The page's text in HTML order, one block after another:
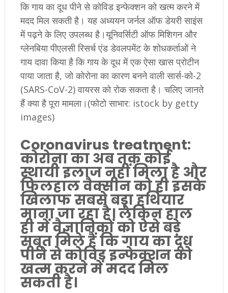
कि गाय का दूध पीने से कोविड इन्फेक्शन को खत्म करने में
मदद मिल सकती है। यह अध्ययन जर्नल ऑफ डेयरी साइंस
में पढ़ने के लिए उपलब्ध है।यूनिवर्सिटी ऑफ मिशिगन और
ग्लेनबिया पीएलसी रिसर्च एंड डेवलपमेंट के शोधकर्ताओं ने
गाय दावा किया है कि गाय के दूध में एक ऐसा खास प्रोटीन
पाया जाता है, जो कोरोना का कारण बनने वाली सार्स-को-2
(SARS-CoV-2) वायरस को रोक सकता है। चलिए जानते
हैं क्या है पूरा मामला।(फोटो साभार: istock by getty
images)
Coronavirus treatment:
कोरोना का अब तक कोई
स्थायी इलाज नहीं मिला है और
फिलहाल वैक्सीन को ही इसके
खिलाफ सबसे बड़ा हथियार
माना जा रहा है। लेकिन हाल
ही में वैज्ञानिकों को ऐसे बड़े
सबूत मिले हैं कि गाय का दूध
पीने से कोविड इन्फेक्शन को
खत्म करने में मदद मिल
सकती है।